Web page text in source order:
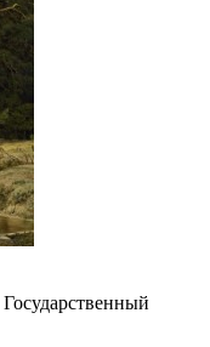
Государственный